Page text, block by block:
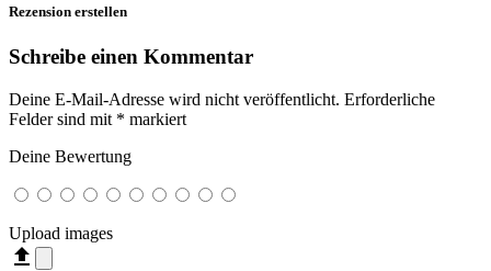
Rezension erstellen
Schreibe einen Kommentar
Deine E-Mail-Adresse wird nicht veröffentlicht. Erforderliche
Felder sind mit * markiert
Deine Bewertung
Upload images
file_upload